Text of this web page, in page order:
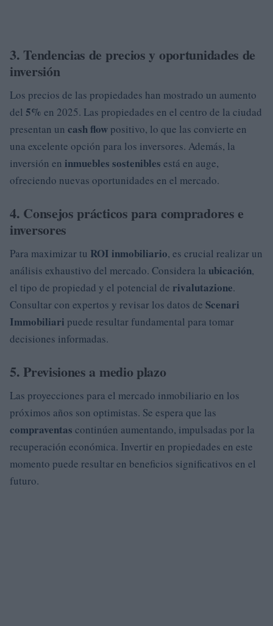
3. Tendencias de precios y oportunidades de
inversión
Los precios de las propiedades han mostrado un aumento
del 5% en 2025. Las propiedades en el centro de la ciudad
presentan un cash flow positivo, lo que las convierte en
una excelente opción para los inversores. Además, la
inversión en inmuebles sostenibles está en auge,
ofreciendo nuevas oportunidades en el mercado.
4. Consejos prácticos para compradores e
inversores
Para maximizar tu ROI inmobiliario, es crucial realizar un
análisis exhaustivo del mercado. Considera la ubicación,
el tipo de propiedad y el potencial de rivalutazione.
Consultar con expertos y revisar los datos de Scenari
Immobiliari puede resultar fundamental para tomar
decisiones informadas.
5. Previsiones a medio plazo
Las proyecciones para el mercado inmobiliario en los
próximos años son optimistas. Se espera que las
compraventas continúen aumentando, impulsadas por la
recuperación económica. Invertir en propiedades en este
momento puede resultar en beneficios significativos en el
futuro.